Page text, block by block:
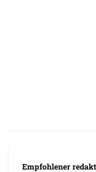
Empfohlener